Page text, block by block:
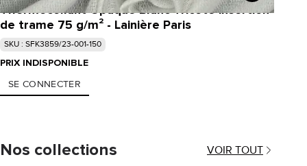
Thermocollant Opaque Blanc Tricoté insertion
de trame 75 g/m² - Lainière Paris
SKU : SFK3859/23-001-150
PRIX INDISPONIBLE
SE CONNECTER
Nos collections VOIR TOUT